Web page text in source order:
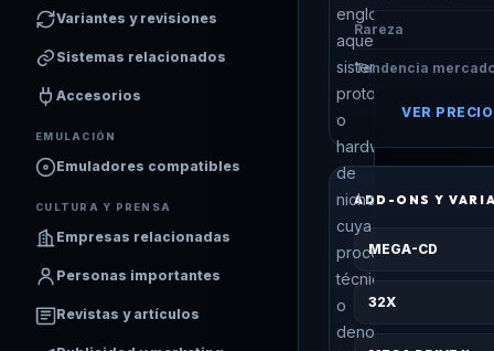
Variantes y revisiones
Sistemas relacionados
Accesorios
EMULACIÓN
Emuladores compatibles
CULTURA Y PRENSA
Empresas relacionadas
Personas importantes
Revistas y artículos
engloba
aquellos
sistemas,
prototipos
o
hardware
de
nicho
cuya
procedencia
técnica
o
denominación
Rareza
Tendencia
VER
ADD-ONS Y
MEGA-CD
32X